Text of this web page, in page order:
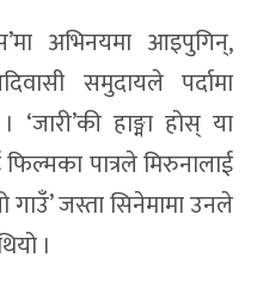
अभिनयमा आइपुगिन्,
समुदायले पर्दामा
‘जारी’की हाङ्मा होस् या
फिल्मका पात्रले मिरुनालाई
गाउँ’ जस्ता सिनेमामा उनले
।